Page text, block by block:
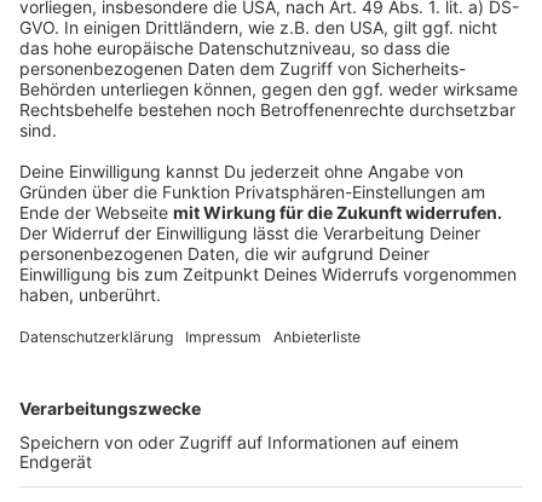
Vor dem Konzert:Pendelbusse ab 15 - 19.45 Uhr im
15 min Takt von BusTreff zum Kreisverkehr Hemdener
Weg/ Up de Welle
15 min Takt vom Kreisverkehr Hemdener Weg / Up de
Welle zum BusTreff
Vom Bustreff fahren die normalen Linienbusse.
Anzeige